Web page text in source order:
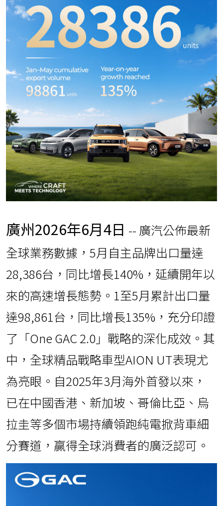
廣州2026年6月4日 -- 廣汽公佈最新
全球業務數據，5月自主品牌出口量達
28,386台，同比增長140%，延續開年以
來的高速增長態勢。1至5月累計出口量
達98,861台，同比增長135%，充分印證
了「One GAC 2.0」戰略的深化成效。其
中，全球精品戰略車型AION UT表現尤
為亮眼。自2025年3月海外首發以來，
已在中國香港、新加坡、哥倫比亞、烏
拉圭等多個市場持續領跑純電掀背車細
分賽道，贏得全球消費者的廣泛認可。